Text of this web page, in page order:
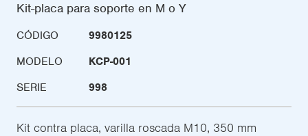
Kit-placa para soporte en M o Y
CÓDIGO
9980125
MODELO
KCP-001
SERIE
998
Kit contra placa, varilla roscada M10, 350 mm